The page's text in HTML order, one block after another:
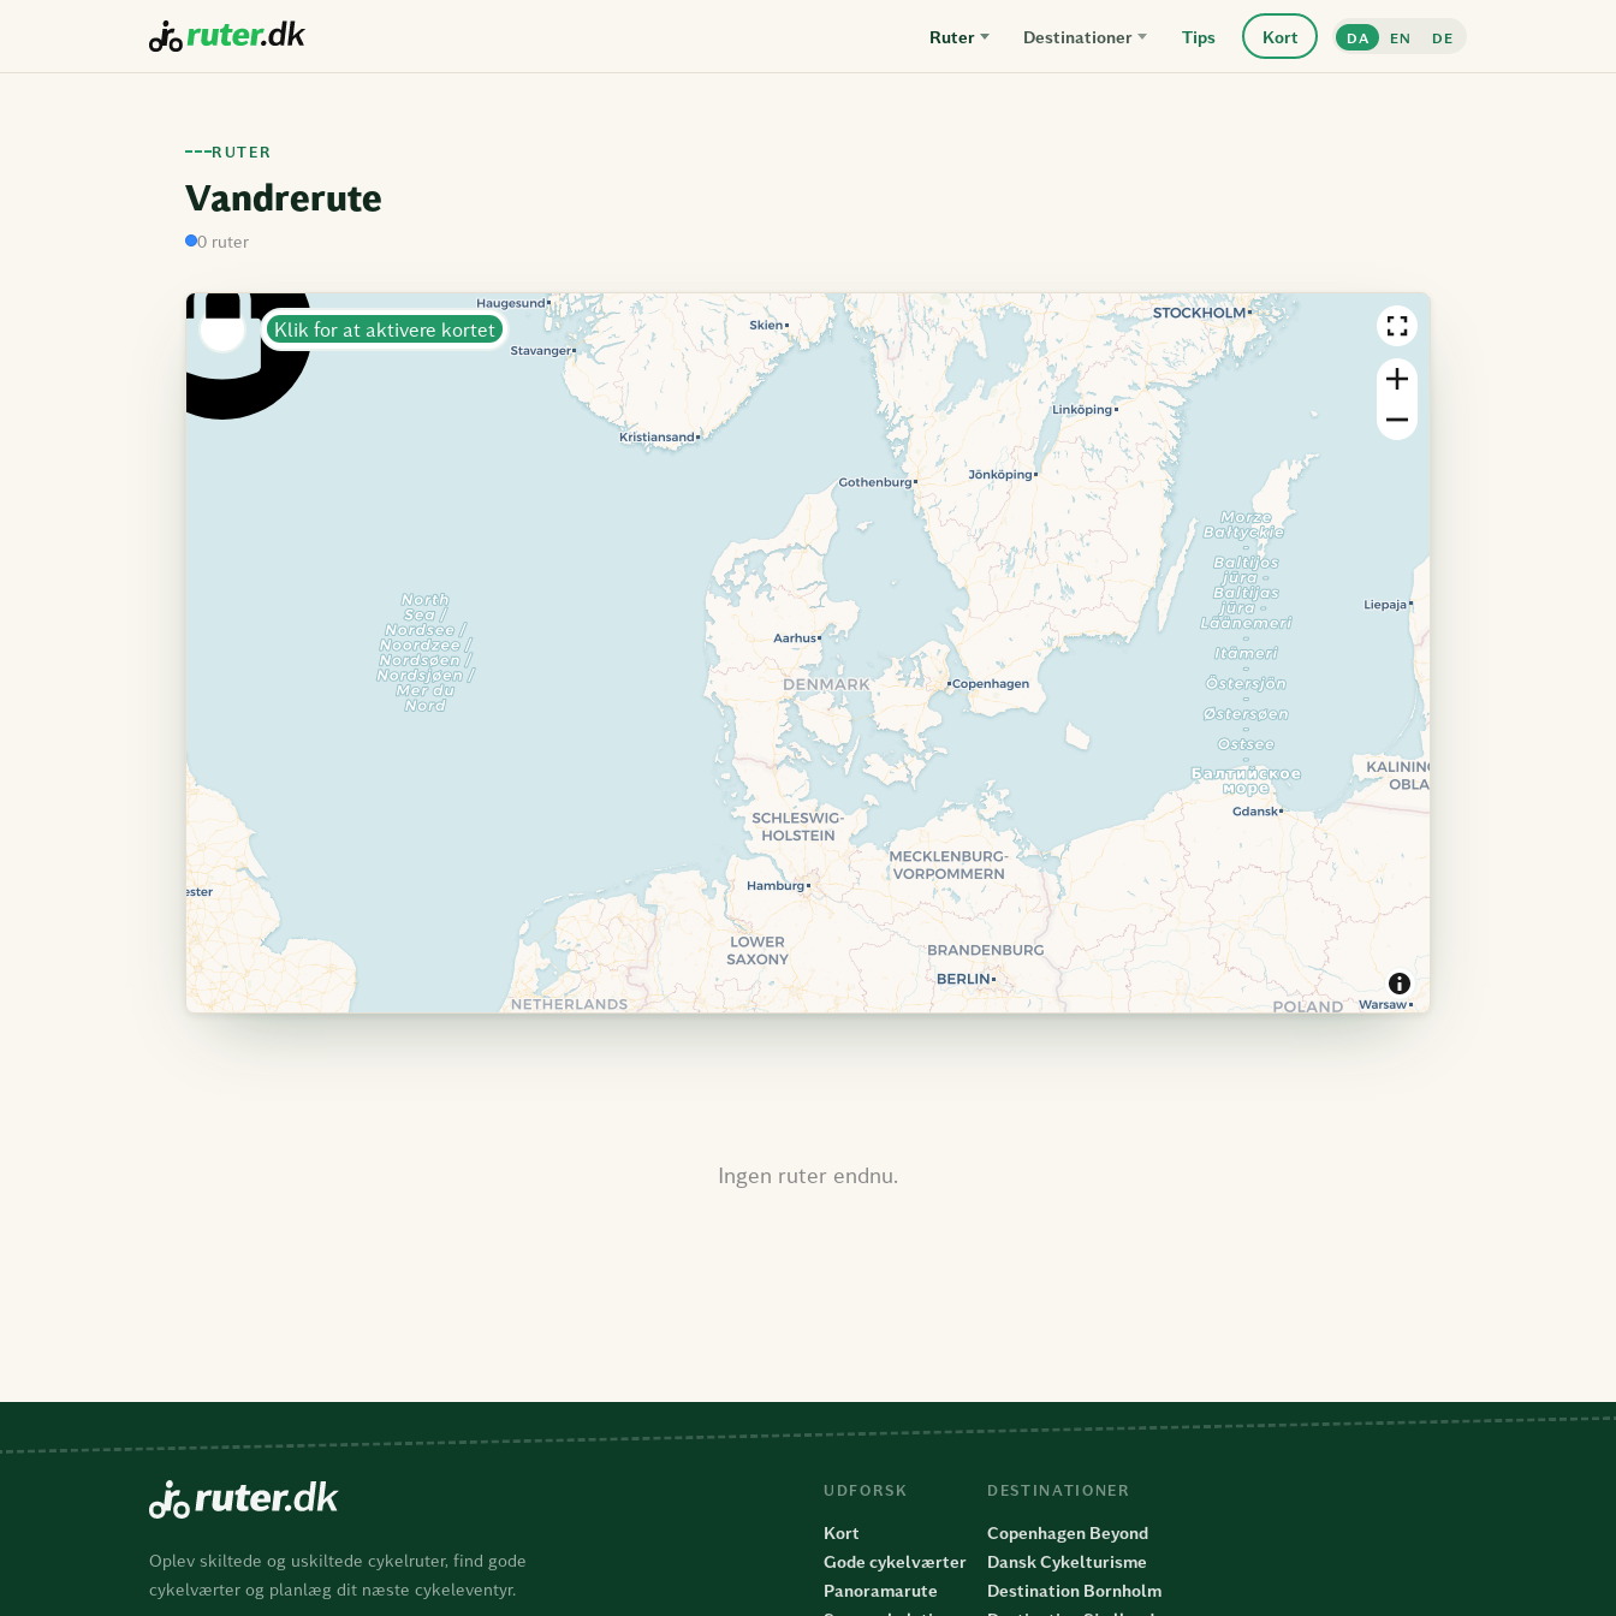
Ruter Destinationer Tips Kort DA EN DE
RUTER
Vandrerute
0 ruter
Klik for at aktivere kortet
Ingen ruter endnu.
Oplev skiltede og uskiltede cykelruter, find gode
cykelværter og planlæg dit næste cykeleventyr.
UDFORSK
Kort
Gode cykelværter
Panoramarute
DESTINATIONER
Copenhagen Beyond
Dansk Cykelturisme
Destination Bornholm